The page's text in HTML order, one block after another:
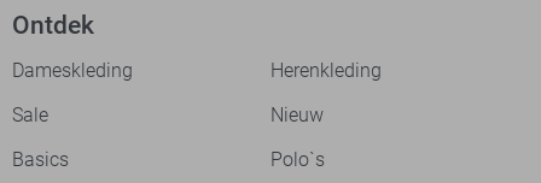
Ontdek
Dameskleding
Herenkleding
Sale
Nieuw
Basics
Polo`s